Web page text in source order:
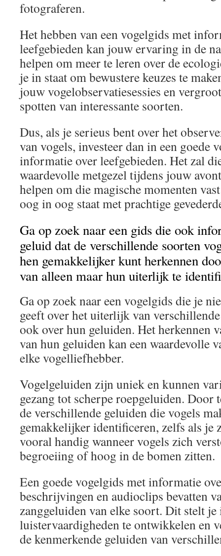
fotograferen.
Het hebben van een vogelgids met
leefgebieden kan jouw ervaring in de
helpen om meer te leren over de
je in staat om bewustere keuzes te
jouw vogelobservatiesessies en
spotten van interessante soorten.
Dus, als je serieus bent over het
van vogels, investeer dan in een goede
informatie over leefgebieden. Het zal
waardevolle metgezel tijdens jouw
helpen om die magische momenten
oog in oog staat met prachtige
Ga op zoek naar een gids die ook
geluid dat de verschillende soorten
hen gemakkelijker kunt herkennen
van alleen maar hun uiterlijk te
Ga op zoek naar een vogelgids die je
geeft over het uiterlijk van
ook over hun geluiden. Het herkennen
van hun geluiden kan een waardevolle
elke vogelliefhebber.
Vogelgeluiden zijn uniek en kunnen
gezang tot scherpe roepgeluiden. Door
de verschillende geluiden die vogels
gemakkelijker identificeren, zelfs als je
vooral handig wanneer vogels zich
begroeiing of hoog in de bomen zitten.
Een goede vogelgids met informatie
beschrijvingen en audioclips bevatten
zanggeluiden van elke soort. Dit stelt
luistervaardigheden te ontwikkelen en
de kenmerkende geluiden van